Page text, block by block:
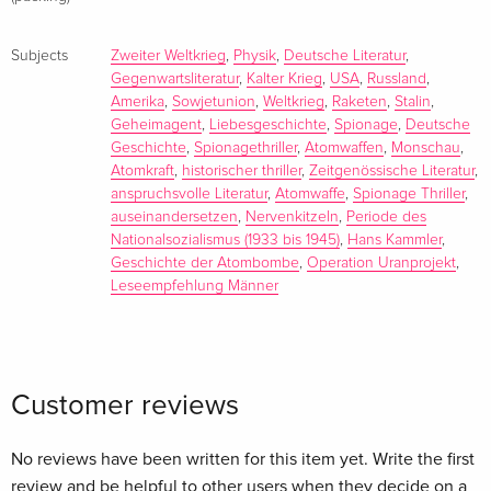
Monschau
Spiegel
-Bestsellerliste, ebenso wie
, der für den Deutschen Buchpreis nominiert war. Zuletzt
erschien der Roman
(2025), über den
schrieb: «Kopetzky zu lesen, macht Spaß. Er erzählt
Familie in seiner Heimatstadt Pfaffenhofen an der Ilm.
Subjects Zweiter Weltkrieg, Physik, Deutsche Literatur,
Gegenwartsliteratur, Kalter Krieg, USA, Russland ,
Amerika, Sowjetunion, Weltkrieg, Raketen, Stalin,
Geheimagent, Liebesgeschichte, Spionage, Deutsche
Geschichte, Spionagethriller, Atomwaffen, Monschau,
Atomkraft, historischer thriller, Zeitgenössische Literatur,
anspruchsvolle Literatur, Atomwaffe, Spionage Thriller,
auseinandersetzen, Nervenkitzeln, Periode des
Nationalsozialismus (1933 bis 1945), Hans Kammler,
Geschichte der Atombombe, Operation Uranprojekt,
Leseempfehlung Männer
Customer reviews
No reviews have been written for this item yet. Write the first